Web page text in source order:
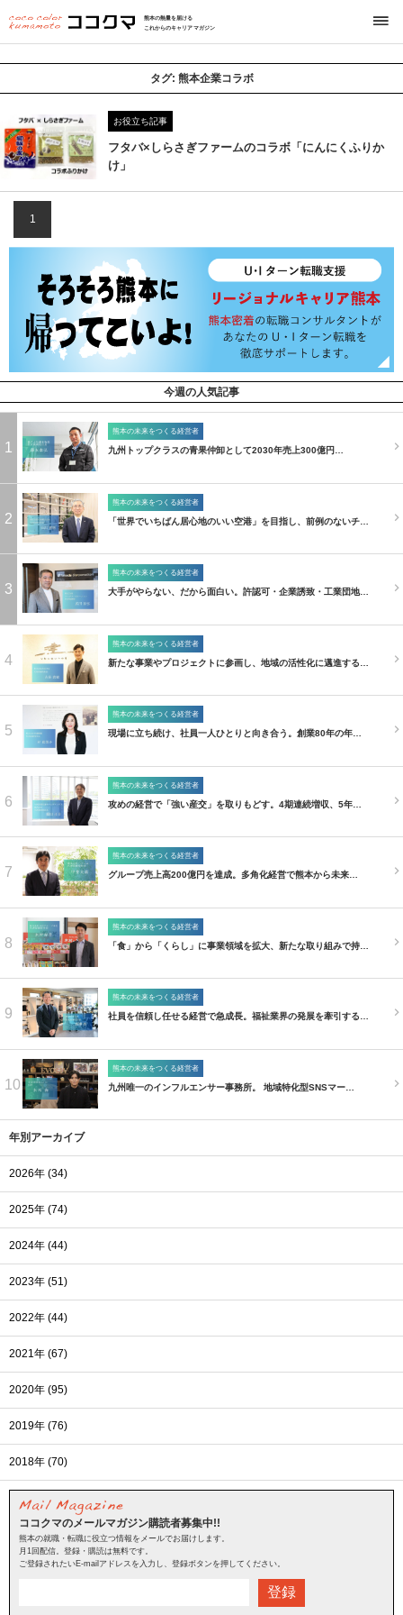
熊本の熱量を届ける
これからのキャリアマガジン
タグ: 熊本企業コラボ
お役立ち記事
フタバ×しらさぎファームのコラボ「にんにくふりか
け」
1
今週の人気記事
1
熊本の未来をつくる経営者
九州トップクラスの青果仲卸として2030年売上300億円…
2
熊本の未来をつくる経営者
「世界でいちばん居心地のいい空港」を目指し、前例のないチ…
3
熊本の未来をつくる経営者
大手がやらない、だから面白い。許認可・企業誘致・工業団地…
4
熊本の未来をつくる経営者
新たな事業やプロジェクトに参画し、地域の活性化に邁進する…
5
熊本の未来をつくる経営者
現場に立ち続け、社員一人ひとりと向き合う。創業80年の年…
6
熊本の未来をつくる経営者
攻めの経営で「強い産交」を取りもどす。4期連続増収、5年…
7
熊本の未来をつくる経営者
グループ売上高200億円を達成。多角化経営で熊本から未来…
8
熊本の未来をつくる経営者
「食」から「くらし」に事業領域を拡大、新たな取り組みで持…
9
熊本の未来をつくる経営者
社員を信頼し任せる経営で急成長。福祉業界の発展を牽引する…
10
熊本の未来をつくる経営者
九州唯一のインフルエンサー事務所。 地域特化型SNSマー…
年別アーカイブ
2026年 (34)
2025年 (74)
2024年 (44)
2023年 (51)
2022年 (44)
2021年 (67)
2020年 (95)
2019年 (76)
2018年 (70)
ココクマのメールマガジン購読者募集中!!
熊本の就職・転職に役立つ情報をメールでお届けします。
月1回配信。登録・購読は無料です。
ご登録されたいE-mailアドレスを入力し、登録ボタンを押してください。
登録